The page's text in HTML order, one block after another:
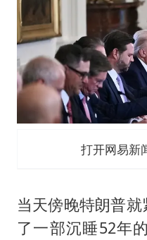
打开网易新
当天傍晚特朗普
了一部沉睡52年